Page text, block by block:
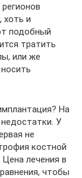
хоть и
подобный
тратить
или же
На
У
не
костной
лечения в
чтобы